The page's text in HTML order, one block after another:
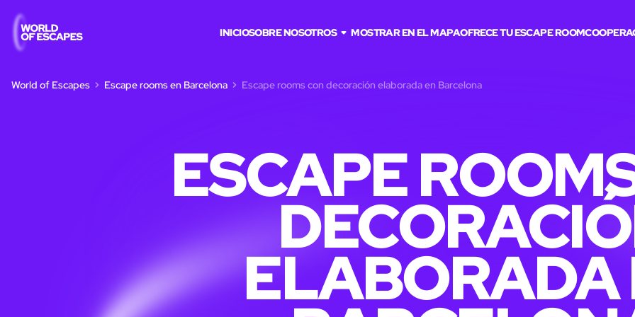
INICIOSOBRE NOSOTROS MOSTRAR EN EL MAPAOFRECE TU ESCAPE ROOM
World of Escapes Escape rooms en Barcelona Escape rooms con decoración elaborada en Barcelona
ESCAPE
ELABORADA